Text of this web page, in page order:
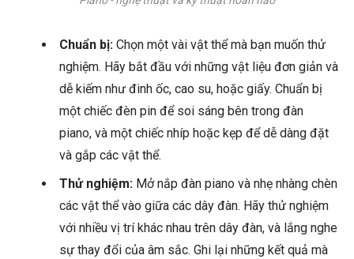
Chuẩn bị: Chọn một vài vật thể mà bạn muốn thử
nghiệm. Hãy bắt đầu với những vật liệu đơn giản và
dễ kiếm như đinh ốc, cao su, hoặc giấy. Chuẩn bị
một chiếc đèn pin để soi sáng bên trong đàn
piano, và một chiếc nhíp hoặc kẹp để dễ dàng đặt
và gắp các vật thể.
Thử nghiệm: Mở nắp đàn piano và nhẹ nhàng chèn
các vật thể vào giữa các dây đàn. Hãy thử nghiệm
với nhiều vị trí khác nhau trên dây đàn, và lắng nghe
sự thay đổi của âm sắc. Ghi lại những kết quả mà